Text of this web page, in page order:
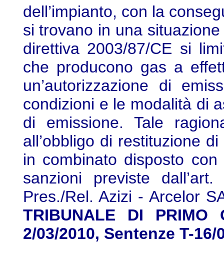
dell’impianto, con la
si trovano in una
direttiva 2003/87/CE si
che producono gas a
un’autorizzazione di
condizioni e le modalità di
di emissione. Tale
all’obbligo di restituzione
in combinato disposto
sanzioni previste
Pres./Rel. Azizi - Arcelor
TRIBUNALE DI PRIMO
2/03/2010, Sentenze T-16/